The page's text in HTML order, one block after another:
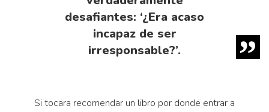
desafiantes: ‘¿Era acaso
incapaz de ser
irresponsable?’.
Si tocara recomendar un libro por donde entrar a